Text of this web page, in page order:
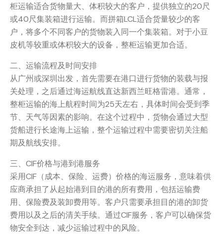
柜运输适合货物量大、体积较大的客户，提供独立的20尺
或40尺集装箱进行运输。而拼箱LCL适合货量较少的客
户，将多个不同客户的货物装入同一个集装箱。对于小豆
皮机等较重或体积较大的设备，整柜运输更加合适。
二、运输流程及时间安排
从广州或深圳出发，首先需要在港口进行货物的装载与报
关处理，之后通过海运航线直达新西兰旺格雷港。通常，
整柜运输的海上航程时间为25天左右，具体时间会受到季
节、天气等因素的影响。在这个过程中，货物会通过大型
货船进行长途海上运输，整个运输过程中需要密切关注船
期及航线安排。
三、CIF价格与港到港服务
采用CIF（成本、保险、运费）价格的海运服务，意味着供
应商承担了从起始港到目的港的所有费用，包括运输费
用、保险费及装卸费用等。客户只需要承担目的港的卸货
费用以及之后的清关手续。通过CIF服务，客户可以确保货
物安全到达，减少运输过程中的风险。